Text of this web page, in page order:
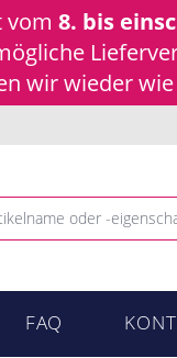
vom 8. bis
wir wieder
FAQ